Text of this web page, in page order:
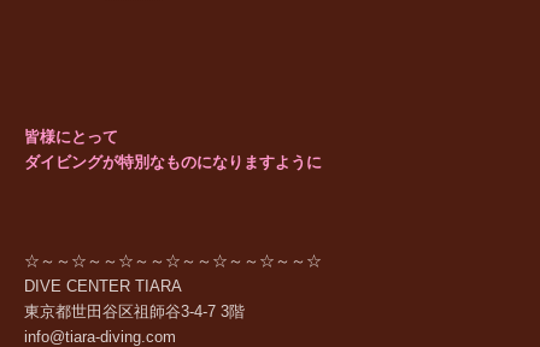
皆様にとって
ダイビングが特別なものになりますように
☆～～☆～～☆～～☆～～☆～～☆～～☆
DIVE CENTER TIARA
東京都世田谷区祖師谷3-4-7 3階
info@tiara-diving.com